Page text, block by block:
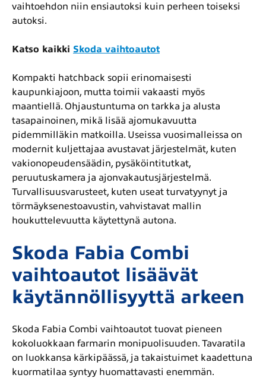
vaihtoehdon niin ensiautoksi kuin perheen toiseksi
autoksi.
Katso kaikki Skoda vaihtoautot
Kompakti hatchback sopii erinomaisesti
kaupunkiajoon, mutta toimii vakaasti myös
maantiellä. Ohjaustuntuma on tarkka ja alusta
tasapainoinen, mikä lisää ajomukavuutta
pidemmilläkin matkoilla. Useissa vuosimalleissa on
modernit kuljettajaa avustavat järjestelmät, kuten
vakionopeudensäädin, pysäköintitutkat,
peruutuskamera ja ajonvakautusjärjestelmä.
Turvallisuusvarusteet, kuten useat turvatyynyt ja
törmäyksenestoavustin, vahvistavat mallin
houkuttelevuutta käytettynä autona.
Skoda Fabia Combi
vaihtoautot lisäävät
käytännöllisyyttä arkeen
Skoda Fabia Combi vaihtoautot tuovat pieneen
kokoluokkaan farmarin monipuolisuuden. Tavaratila
on luokkansa kärkipäässä, ja takaistuimet kaadettuna
kuormatilaa syntyy huomattavasti enemmän.